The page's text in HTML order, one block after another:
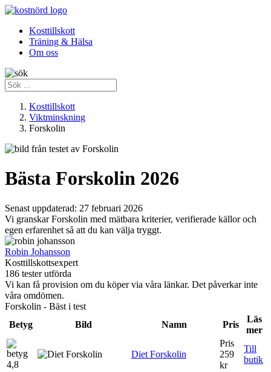
Kosttillskott
Träning & Hälsa
Om oss
Kosttillskott
Viktminskning
Forskolin
Bästa Forskolin 2026
Senast uppdaterad: 27 februari 2026
Vi granskar Forskolin med mätbara kriterier, verifierade källor och
egen erfarenhet så att du kan välja tryggt.
Robin Johansson
Kosttillskottsexpert
186 tester utförda
Vi kan få provision om du köper via våra länkar. Det påverkar inte
våra omdömen.
Forskolin - Bäst i test
Betyg
Bild Namn Pris
Läs
mer
4,8
Diet Forskolin
Pris
259
kr
Till
butik